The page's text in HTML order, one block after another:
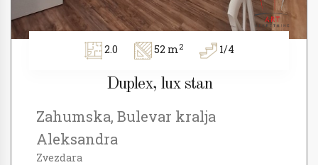
2.0 52 m2 1/4
Duplex, lux stan
Zahumska, Bulevar kralja
Aleksandra
Zvezdara